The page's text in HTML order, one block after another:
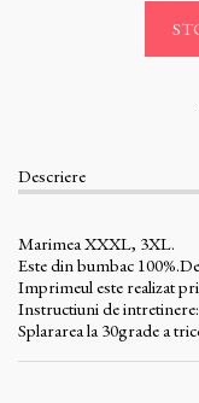
Descriere
Marimea XXXL, 3XL.
Este din bumbac
Imprimeul este realizat
Instructiuni de
Splararea la 30grade a